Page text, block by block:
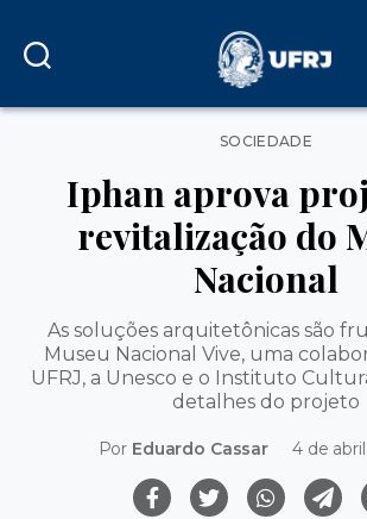
Categorias
SOCIEDADE
Iphan aprova
revitalização do
Nacional
As soluções arquitetônicas são
Museu Nacional Vive, uma
UFRJ, a Unesco e o Instituto
detalhes do projeto
Por Eduardo Cassar 4 de